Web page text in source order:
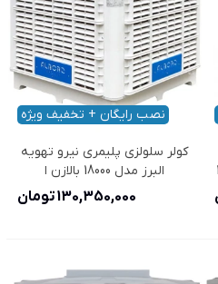
نصب رایگان + تخفیف ویژه
کولر سلولزی پلیمری نیرو تهویه
البرز مدل 18000 بالازن ا
NTAC9/180U
130,350,000 تومان